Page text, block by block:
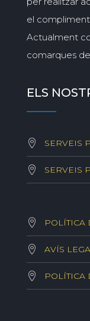
el
Actualment
comarques
ELS
SERVEIS
SERVEIS
POLÍTICA
AVÍS
POLÍTICA